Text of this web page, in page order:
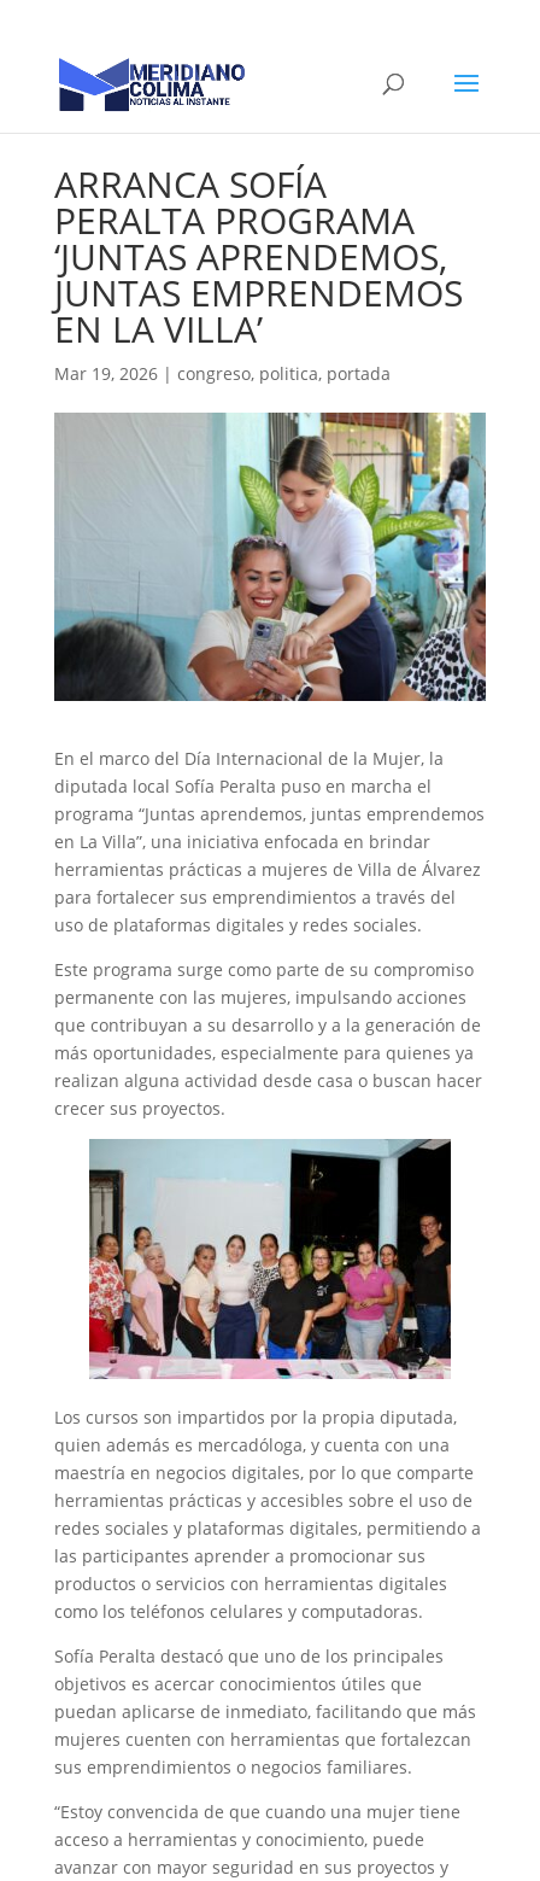
ARRANCA SOFÍA
PERALTA PROGRAMA
‘JUNTAS APRENDEMOS,
JUNTAS EMPRENDEMOS
EN LA VILLA’
Mar 19, 2026| congreso, politica, portada
En el marco del Día Internacional de la Mujer, la
diputada local Sofía Peralta puso en marcha el
programa “Juntas aprendemos, juntas emprendemos
en La Villa”, una iniciativa enfocada en brindar
herramientas prácticas a mujeres de Villa de Álvarez
para fortalecer sus emprendimientos a través del
uso de plataformas digitales y redes sociales.
Este programa surge como parte de su compromiso
permanente con las mujeres, impulsando acciones
que contribuyan a su desarrollo y a la generación de
más oportunidades, especialmente para quienes ya
realizan alguna actividad desde casa o buscan hacer
crecer sus proyectos.
Los cursos son impartidos por la propia diputada,
quien además es mercadóloga, y cuenta con una
maestría en negocios digitales, por lo que comparte
herramientas prácticas y accesibles sobre el uso de
redes sociales y plataformas digitales, permitiendo a
las participantes aprender a promocionar sus
productos o servicios con herramientas digitales
como los teléfonos celulares y computadoras.
Sofía Peralta destacó que uno de los principales
objetivos es acercar conocimientos útiles que
puedan aplicarse de inmediato, facilitando que más
mujeres cuenten con herramientas que fortalezcan
sus emprendimientos o negocios familiares.
“Estoy convencida de que cuando una mujer tiene
acceso a herramientas y conocimiento, puede
avanzar con mayor seguridad en sus proyectos y